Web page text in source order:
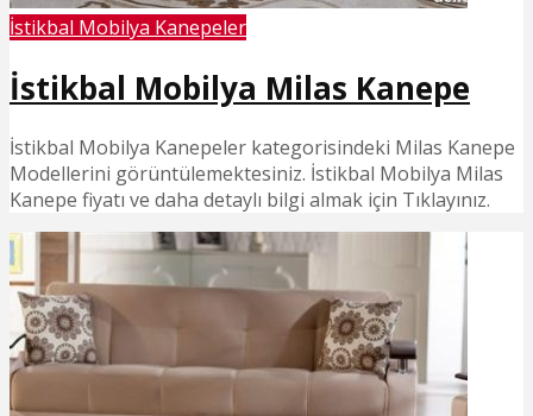
İstikbal Mobilya Kanepeler
İstikbal Mobilya Milas Kanepe
İstikbal Mobilya Kanepeler kategorisindeki Milas Kanepe
Modellerini görüntülemektesiniz. İstikbal Mobilya Milas
Kanepe fiyatı ve daha detaylı bilgi almak için Tıklayınız.